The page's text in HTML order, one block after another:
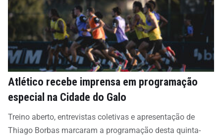
Atlético recebe imprensa em programação
especial na Cidade do Galo
Treino aberto, entrevistas coletivas e apresentação de
Thiago Borbas marcaram a programação desta quinta-